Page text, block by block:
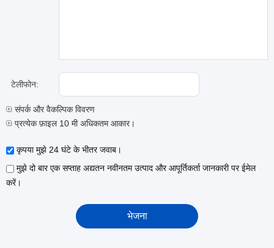
टेलीफोन:
संपर्क और वैकल्पिक विवरण
प्रत्येक फ़ाइल 10 मी अधिकतम आकार।
कृपया मुझे 24 घंटे के भीतर जवाब।
मुझे दो बार एक सप्ताह अद्यतन नवीनतम उत्पाद और आपूर्तिकर्ता जानकारी पर ईमेल
करें।